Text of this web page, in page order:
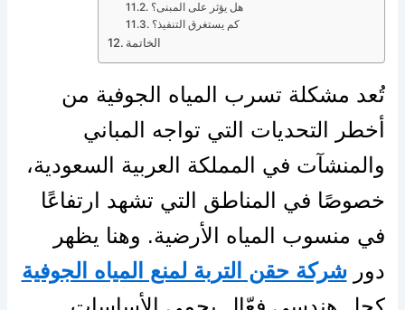
هل يؤثر على المبنى؟
كم يستغرق التنفيذ؟
الخاتمة
تُعد مشكلة تسرب المياه الجوفية من
أخطر التحديات التي تواجه المباني
والمنشآت في المملكة العربية السعودية،
خصوصًا في المناطق التي تشهد ارتفاعًا
في منسوب المياه الأرضية. وهنا يظهر
دورشركة حقن التربة لمنع المياه الجوفية